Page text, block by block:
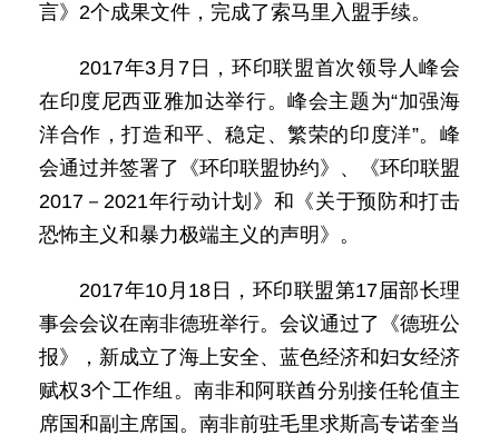
言》2个成果文件，完成了索马里入盟手续。
2017年3月7日，环印联盟首次领导人峰会
在印度尼西亚雅加达举行。峰会主题为“加强海
洋合作，打造和平、稳定、繁荣的印度洋”。峰
会通过并签署了《环印联盟协约》、《环印联盟
2017－2021年行动计划》和《关于预防和打击
恐怖主义和暴力极端主义的声明》。
2017年10月18日，环印联盟第17届部长理
事会会议在南非德班举行。会议通过了《德班公
报》，新成立了海上安全、蓝色经济和妇女经济
赋权3个工作组。南非和阿联酋分别接任轮值主
席国和副主席国。南非前驻毛里求斯高专诺奎当